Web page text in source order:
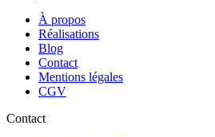
À propos
Réalisations
Blog
Contact
Mentions légales
CGV
Contact